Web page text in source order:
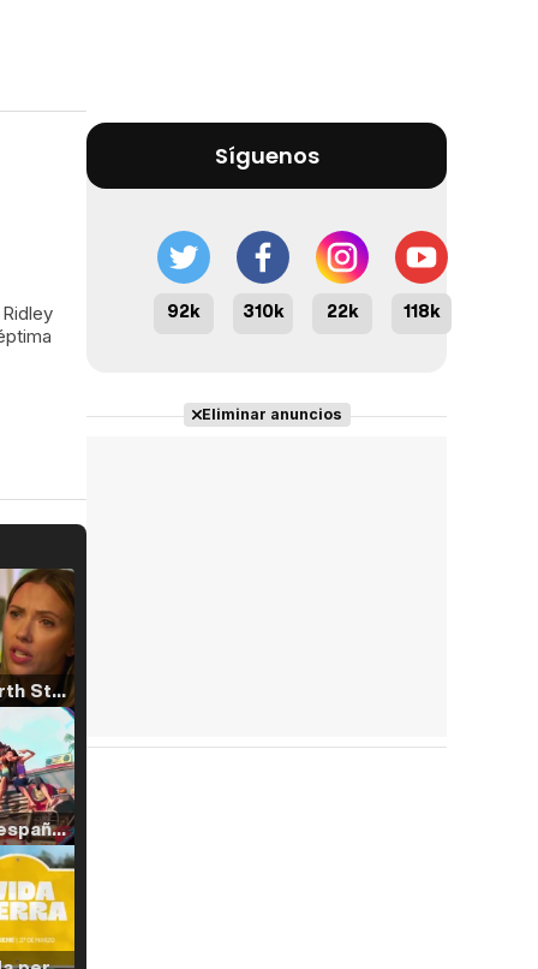
Tráiler 'North Star' (2023)
Tráiler en español de 'La isla olvidada'
Síguenos
92k 310k 22k 118k
Eliminar anuncios